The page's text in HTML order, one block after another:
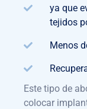
ya que
tejidos
Menos
Este tipo de
colocar